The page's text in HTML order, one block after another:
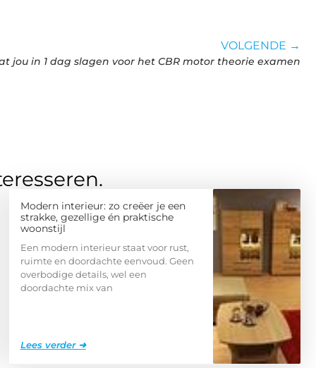
VOLGENDE →
jou in 1 dag slagen voor het CBR motor theorie examen
Modern interieur: zo creëer je een
strakke, gezellige én praktische
woonstijl
Een modern interieur staat voor rust,
ruimte en doordachte eenvoud. Geen
overbodige details, wel een
doordachte mix van
Lees verder ➜